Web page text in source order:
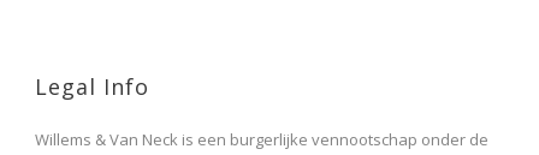
Legal Info
Willems & Van Neck is een burgerlijke vennootschap onder de